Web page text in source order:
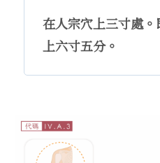
在人宗穴上三寸處
上六寸五分。